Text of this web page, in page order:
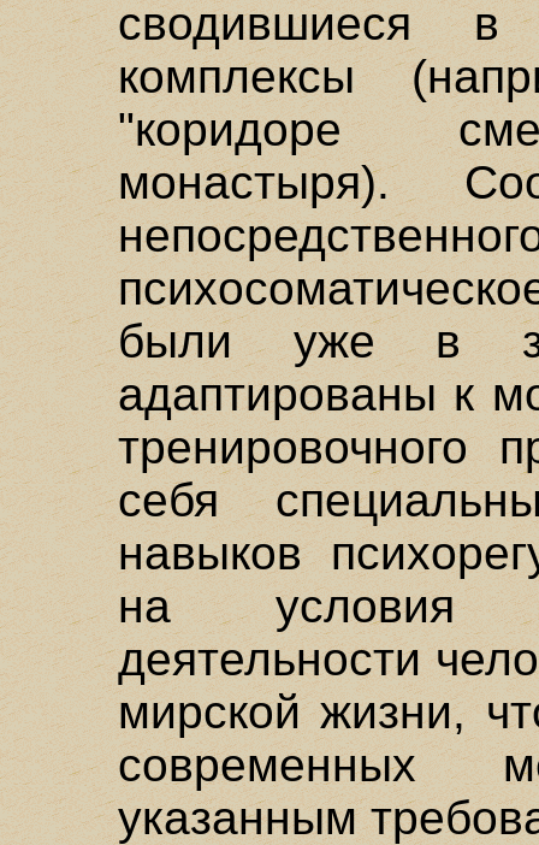
сводившиеся в
комплексы
"коридоре
монастыря).
были уже в
адаптированы к
тренировочного
себя
навыков
на условия
деятельности
мирской жизни,
современных
указанным